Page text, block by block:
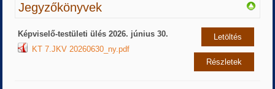
Jegyzőkönyvek
Képviselő-testületi ülés 2026. június 30.
KT 7.JKV 20260630_ny.pdf
Letöltés
Részletek